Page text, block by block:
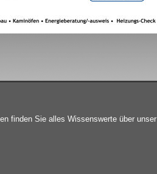
finden Sie alles Wissenswerte über unser